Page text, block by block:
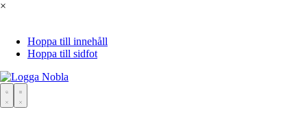
×
Hoppa till innehåll
Hoppa till sidfot